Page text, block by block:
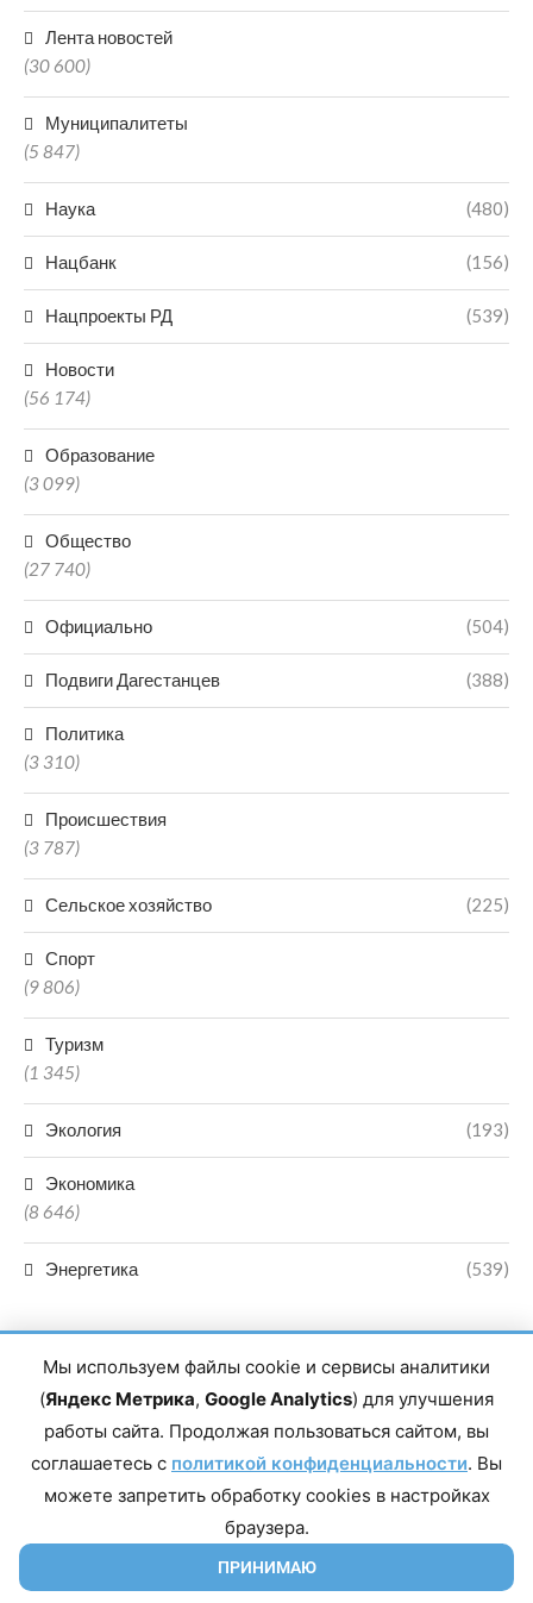
Лента новостей
(30 600)
Муниципалитеты
(5 847)
Наука (480)
Нацбанк (156)
Нацпроекты РД (539)
Новости
(56 174)
Образование
(3 099)
Общество
(27 740)
Официально (504)
Подвиги Дагестанцев (388)
Политика
(3 310)
Происшествия
(3 787)
Сельское хозяйство (225)
Спорт
(9 806)
Туризм
(1 345)
Экология (193)
Экономика
(8 646)
Энергетика (539)
Главный редактор сетевого издания Магомаев Тимур Нухович.
Контакты редакции: 8(988)-292-94-34 Почта: vestiskfo@gmail.com По
Республика Дагестан, г. Махачкала, пр-т Насрутдинова, д. 1а. Все
права защищены. Копирование и использование полных материалов
запрещено, частичное цитирование возможно только при условии
Мы используем файлы cookie и сервисы аналитики
(Яндекс Метрика, Google Analytics) для улучшения
работы сайта. Продолжая пользоваться сайтом, вы
соглашаетесь с политикой конфиденциальности. Вы
можете запретить обработку cookies в настройках
браузера.
ПРИНИМАЮ